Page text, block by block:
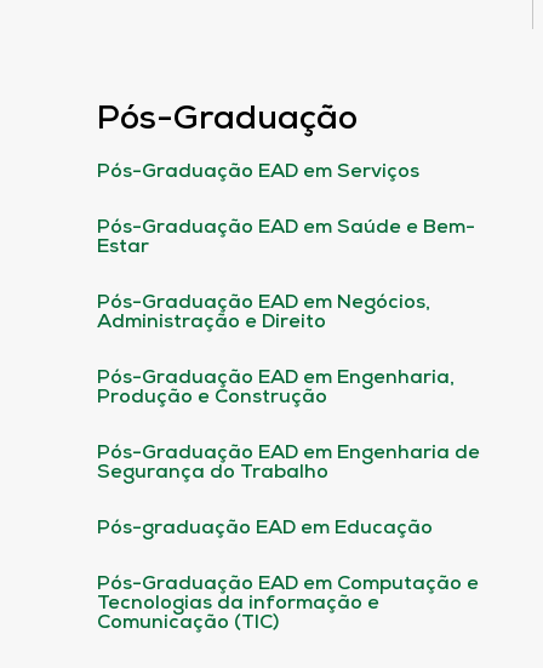
Pós-Graduação
Pós-Graduação EAD em Serviços
Pós-Graduação EAD em Saúde e Bem-
Estar
Pós-Graduação EAD em Negócios,
Administração e Direito
Pós-Graduação EAD em Engenharia,
Produção e Construção
Pós-Graduação EAD em Engenharia de
Segurança do Trabalho
Pós-graduação EAD em Educação
Pós-Graduação EAD em Computação e
Tecnologias da informação e
Comunicação (TIC)